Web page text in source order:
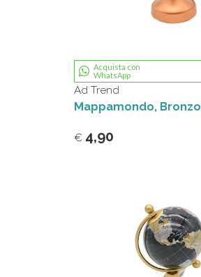
Acquista con
WhatsApp
Ad Trend
Mappamondo, Bronzo
€ 4,90